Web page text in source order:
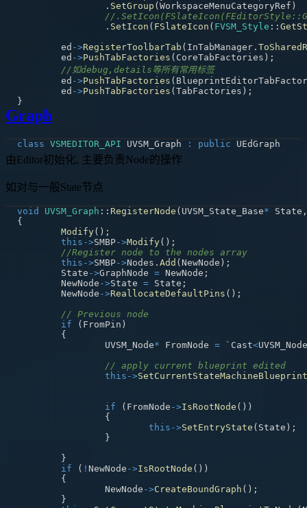
. SetGroup (WorkspaceMenuCategoryRef )
//
. SetIcon ( FSlateIcon ( FVSM_Style ::
	ed
->RegisterToolbarTab ( InTabManager .
	ed
->PushTabFactories ( CoreTabFactories ) ;
//如debug,details等所有常用标签
	ed
->PushTabFactories (
	ed
->PushTabFactories (TabFactories ) ;
}
Graph
class VSMEDITOR_API UVSM_Graph : public
由Editor初始化, 主要负责Node的操作
如对与一般State节点
void UVSM_Graph :: RegisterNode ( UVSM_State_Base* State ,
{
Modify( ) ;
this ->SMBP->Modify( ) ;
//Register node to the nodes array
this ->SMBP->Nodes . Add ( NewNode ) ;
	State
->GraphNode = NewNode ;
	NewNode
->State = State ;
	NewNode
->ReallocateDefaultPins ( ) ;
// Previous node
if
( FromPin )
{
		UVSM_Node
* FromNode = `Cast<UVSM_Node
// apply current blueprint edited
this ->
if ( FromNode ->IsRootNode ( ) )
{
this ->SetEntryState ( State ) ;
}
}
if
( ! NewNode ->IsRootNode ( ) )
{
		NewNode
->CreateBoundGraph ( ) ;
}